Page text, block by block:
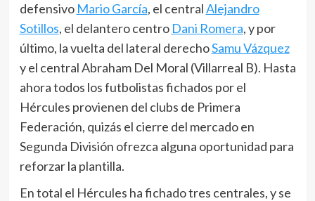
defensivo Mario García, el centralAlejandro
Sotillos, el delantero centro Dani Romera, y por
último, la vuelta del lateral derechoSamu Vázquez
y el central Abraham Del Moral (Villarreal B). Hasta
ahora todos los futbolistas fichados por el
Hércules provienen del clubs de Primera
Federación, quizás el cierre del mercado en
Segunda División ofrezca alguna oportunidad para
reforzar la plantilla.
En total el Hércules ha fichado tres centrales, y se